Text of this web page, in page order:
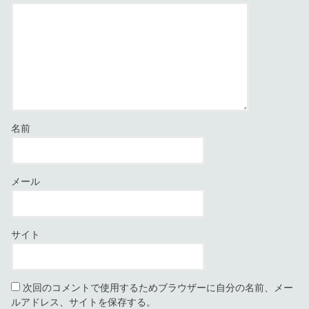
名前
メール
サイト
次回のコメントで使用するためブラウザーに自分の名前、メー
ルアドレス、サイトを保存する。